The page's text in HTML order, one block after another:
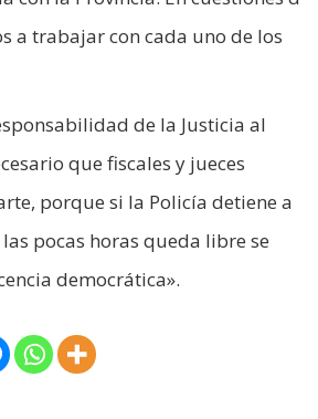
a trabajar con cada uno de los
de la Justicia al
que fiscales y jueces
porque si la Policía detiene a
pocas horas queda libre se
democrática».